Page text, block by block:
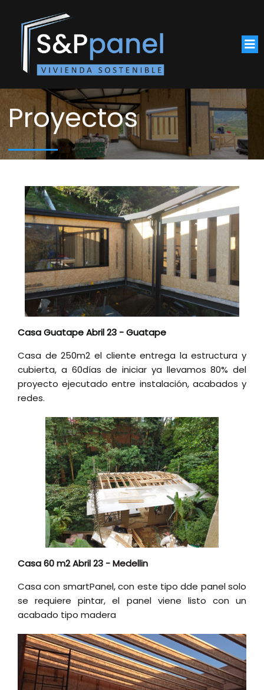
Proyectos
Casa Guatape Abril 23 - Guatape
Casa de 250m2 el cliente entrega la estructura y
cubierta, a 60días de iniciar ya llevamos 80% del
proyecto ejecutado entre instalación, acabados y
redes.
Casa 60 m2 Abril 23 - Medellin
Casa con smartPanel, con este tipo dde panel solo
se requiere pintar, el panel viene listo con un
acabado tipo madera